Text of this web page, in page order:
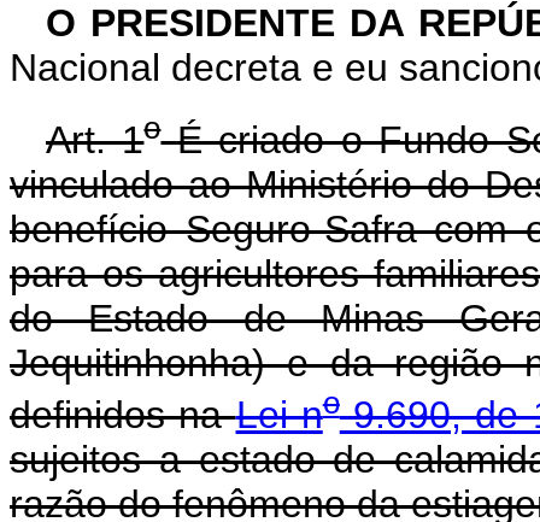
O PRESIDENTE DA
Nacional decreta e eu
Art. 1o É criado o Fundo
vinculado ao Ministério do
benefício Seguro-Safra com
para os agricultores
do Estado de Minas
Jequitinhonha) e da região
definidos naLei no9.690, de
sujeitos a estado de
razão do fenômeno da